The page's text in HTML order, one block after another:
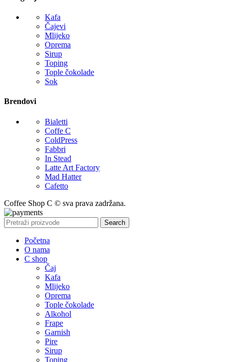
Kafa
Čajevi
Mlijeko
Oprema
Sirup
Toping
Tople čokolade
Sok
Brendovi
Bialetti
Coffe C
ColdPress
Fabbri
In Stead
Latte Art Factory
Mad Hatter
Cafetto
Coffee Shop C © sva prava zadržana.
Search
Početna
O nama
C shop
Čaj
Kafa
Mlijeko
Oprema
Tople čokolade
Alkohol
Frape
Garnish
Pire
Sirup
Toping